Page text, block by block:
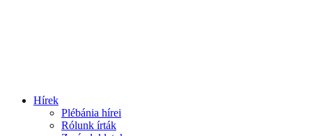
Hírek
Plébánia hírei
Rólunk írták